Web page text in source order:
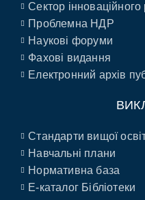
Сектор інноваційного
Проблемна НДР
Наукові форуми
Фахові видання
Електронний архів
Стандарти вищої
Навчальні плани
Нормативна база
E-каталог Бібліотеки